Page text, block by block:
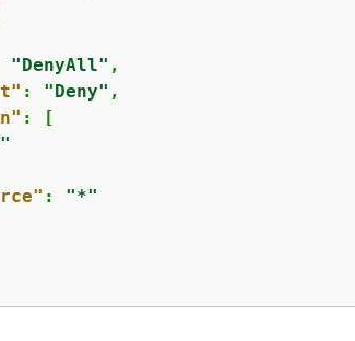
"DenyAll" ,
: "Deny" ,
: [
: "*"